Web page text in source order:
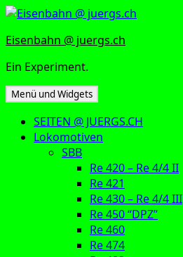
Zum
springen
Eisenbahn @ juergs.ch
Ein Experiment.
Menü und Widgets
SEITEN @ JUERGS.CH
Lokomotiven
SBB
Re 420 – Re 4/4 II
Re 421
Re 430 – Re 4/4 III
Re 450 “DPZ”
Re 460
Re 474